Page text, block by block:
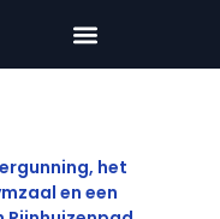
het
en een